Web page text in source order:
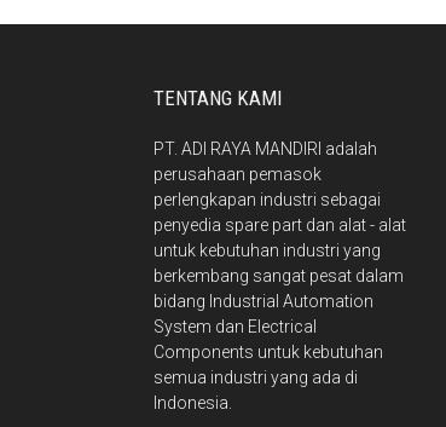
TENTANG KAMI
PT. ADI RAYA MANDIRI adalah
perusahaan pemasok
perlengkapan industri sebagai
penyedia spare part dan alat - alat
untuk kebutuhan industri yang
berkembang sangat pesat dalam
bidang Industrial Automation
System dan Electrical
Components untuk kebutuhan
semua industri yang ada di
Indonesia.